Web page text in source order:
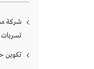
شركة
تسربات
تكوين